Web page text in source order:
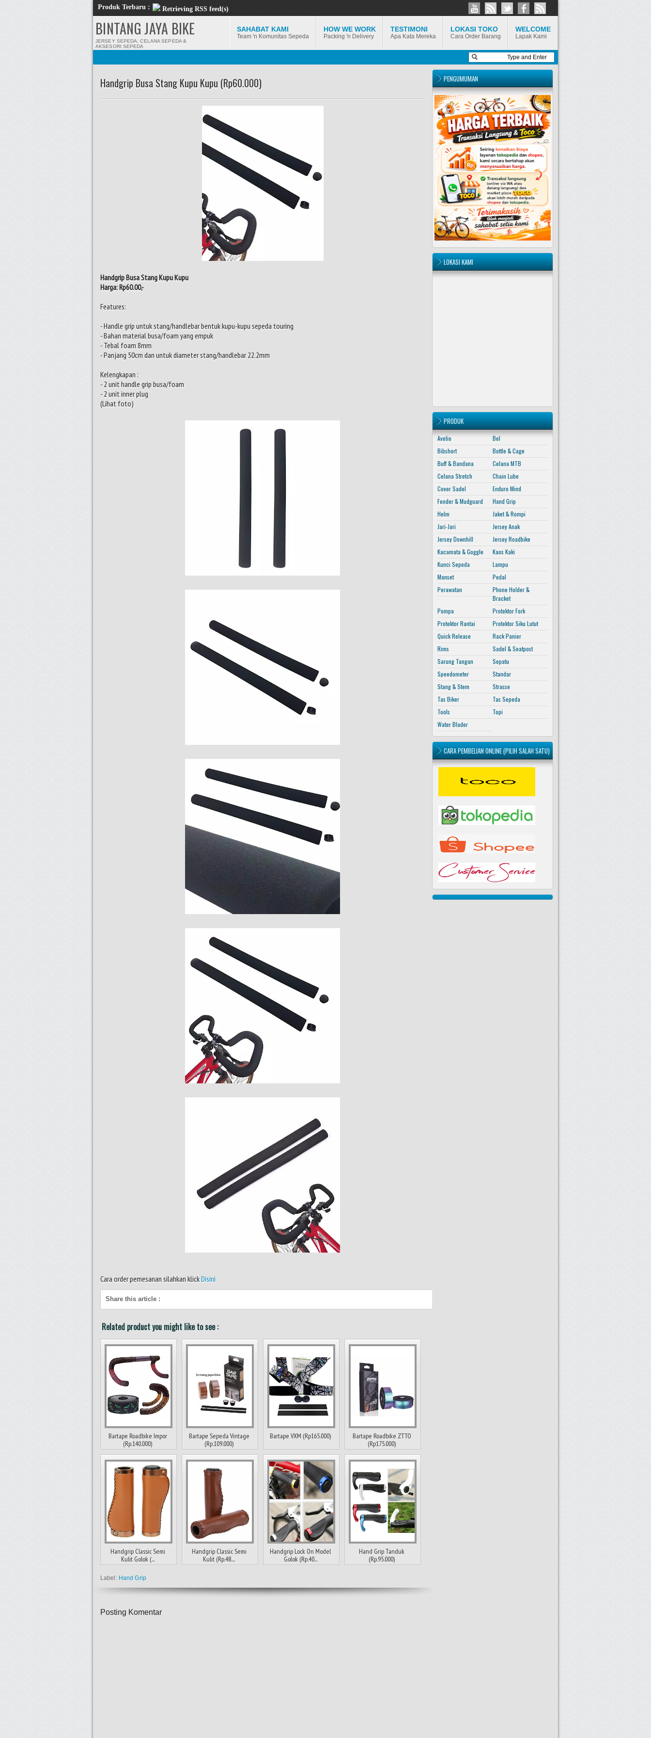
Produk Terbaru : Retrieving RSS feed(s)
BINTANG JAYA BIKE
JERSEY SEPEDA, CELANA SEPEDA &
AKSESORI SEPEDA
WELCOME
Lapak Kami
LOKASI TOKO
Cara Order Barang
TESTIMONI
Apa Kata Mereka
HOW WE WORK
Packing 'n Delivery
SAHABAT KAMI
Team 'n Komunitas Sepeda
Handgrip Busa Stang Kupu Kupu (Rp60.000)
Handgrip Busa Stang Kupu Kupu
Harga: Rp60.00,-
Features:
- Handle grip untuk stang/handlebar bentuk kupu-kupu sepeda touring
- Bahan material busa/foam yang empuk
- Tebal foam 8mm
- Panjang 50cm dan untuk diameter stang/handlebar 22.2mm
Kelengkapan :
- 2 unit handle grip busa/foam
- 2 unit inner plug
(Lihat foto)
Cara order pemesanan silahkan klickDisini
Share this article :
Related product you might like to see :
Bartape Roadbike Impor
(Rp.140.000)
Bartape Sepeda Vintage
(Rp.109.000)
Bartape VXM (Rp165.000)
Bartape Roadbike ZTTO
(Rp175.000)
Handgrip Classic Semi
Kulit Golok (...
Handgrip Classic Semi
Kulit (Rp.48....
Handgrip Lock On Model
Golok (Rp.40...
Hand Grip Tanduk
(Rp.95.000)
Label: Hand Grip
Posting Komentar
PENGUMUMAN
LOKASI KAMI
PRODUK
Avelio
Bel
Bibshort
Bottle & Cage
Buff & Bandana
Celana MTB
Celana Stretch
Chain Lube
Cover Sadel
Enduro Mind
Fender & Mudguard
Hand Grip
Helm
Jaket & Rompi
Jari-Jari
Jersey Anak
Jersey Downhill
Jersey Roadbike
Kacamata & Goggle
Kaos Kaki
Kunci Sepeda
Lampu
Manset
Pedal
Perawatan
Phone Holder &
Bracket
Pompa
Protektor Fork
Protektor Rantai
Protektor Siku Lutut
Quick Release
Rack Panier
Rims
Sadel & Seatpost
Sarung Tangan
Sepatu
Speedometer
Standar
Stang & Stem
Strasse
Tas Biker
Tas Sepeda
Tools
Topi
Water Blader
CARA PEMBELIAN ONLINE (PILIH SALAH SATU)